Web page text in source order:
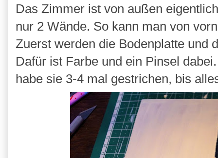
Das Zimmer ist von außen
nur 2 Wände. So kann man von
Zuerst werden die Bodenplatte und
Dafür ist Farbe und ein Pinsel
habe sie 3-4 mal gestrichen, bis